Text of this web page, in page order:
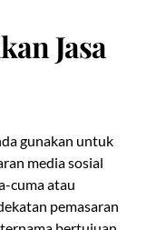
Jasa
gunakan untuk
media sosial
cuma atau
pemasaran